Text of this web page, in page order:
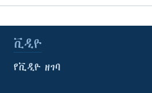
ቪዲዮ
የቪዲዮ ዘገባ